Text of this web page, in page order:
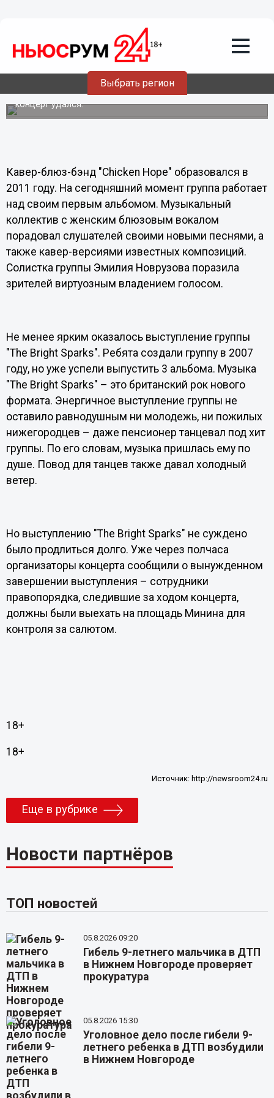
Выбрать регион
Полицейские сократили концерт рок-
групп в Нижнем Новгороде
На площади Маркина возле Речного вокзала по случаю
празднованию Дня города состоялся совместный
концерт нижегородских рок-групп: "Chicken Hope " и "The
Bright Sparks". Даже несмотря на пасмурную погоду,
концерт удался.
Кавер-блюз-бэнд "Chicken Hope" образовался в
2011 году. На сегодняшний момент группа работает
над своим первым альбомом. Музыкальный
коллектив с женским блюзовым вокалом
порадовал слушателей своими новыми песнями, а
также кавер-версиями известных композиций.
Солистка группы Эмилия Новрузова поразила
зрителей виртуозным владением голосом.
Не менее ярким оказалось выступление группы
"The Bright Sparks". Ребята создали группу в 2007
году, но уже успели выпустить 3 альбома. Музыка
"The Bright Sparks" – это британский рок нового
формата. Энергичное выступление группы не
оставило равнодушным ни молодежь, ни пожилых
нижегородцев – даже пенсионер танцевал под хит
группы. По его словам, музыка пришлась ему по
душе. Повод для танцев также давал холодный
ветер.
Но выступлению "The Bright Sparks" не суждено
было продлиться долго. Уже через полчаса
организаторы концерта сообщили о вынужденном
завершении выступления – сотрудники
правопорядка, следившие за ходом концерта,
должны были выехать на площадь Минина для
контроля за салютом.
18+
18+
Источник: http://newsroom24.ru
Еще в рубрике
Новости партнёров
ТОП новостей
05.8.2026 09:20
Гибель 9-летнего мальчика в ДТП
в Нижнем Новгороде проверяет
прокуратура
05.8.2026 15:30
Уголовное дело после гибели 9-
летнего ребенка в ДТП возбудили
в Нижнем Новгороде